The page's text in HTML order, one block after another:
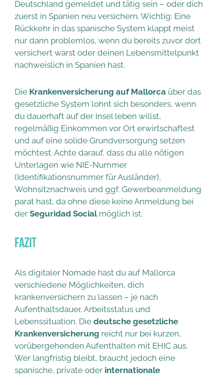
Deutschland gemeldet und tätig sein – oder dich
zuerst in Spanien neu versichern. Wichtig: Eine
Rückkehr in das spanische System klappt meist
nur dann problemlos, wenn du bereits zuvor dort
versichert warst oder deinen Lebensmittelpunkt
nachweislich in Spanien hast.
Die Krankenversicherung auf Mallorca über das
gesetzliche System lohnt sich besonders, wenn
du dauerhaft auf der Insel leben willst,
regelmäßig Einkommen vor Ort erwirtschaftest
und auf eine solide Grundversorgung setzen
möchtest. Achte darauf, dass du alle nötigen
Unterlagen wie NIE-Nummer
(Identifikationsnummer für Ausländer),
Wohnsitznachweis und ggf. Gewerbeanmeldung
parat hast, da ohne diese keine Anmeldung bei
der Seguridad Socialmöglich ist.
Fazit
Als digitaler Nomade hast du auf Mallorca
verschiedene Möglichkeiten, dich
krankenversichern zu lassen – je nach
Aufenthaltsdauer, Arbeitsstatus und
Lebenssituation. Die deutsche gesetzliche
Krankenversicherung reicht nur bei kurzen,
vorübergehenden Aufenthalten mit EHIC aus.
Wer langfristig bleibt, braucht jedoch eine
spanische, private oder internationale